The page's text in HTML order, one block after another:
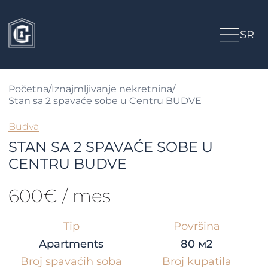
SR
Početna/Iznajmljivanje nekretnina/
Stan sa 2 spavaće sobe u Centru BUDVE
Budva
STAN SA 2 SPAVAĆE SOBE U
CENTRU BUDVE
600€ / mes
Tip
Apartments
Površina
80 м2
Broj spavaćih soba
Broj kupatila